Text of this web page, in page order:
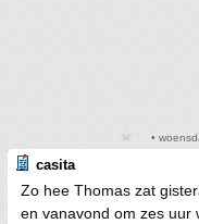
•
casita
Zo hee Thomas zat
en vanavond om zes uur